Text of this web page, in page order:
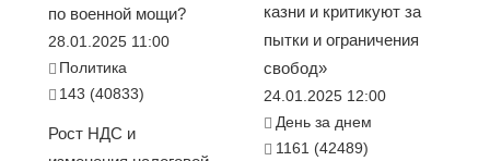
по военной мощи?
28.01.2025 11:00
Политика
143 (40833)
Рост НДС и
казни и критикуют за
пытки и ограничения
свобод»
24.01.2025 12:00
День за днем
1161 (42489)